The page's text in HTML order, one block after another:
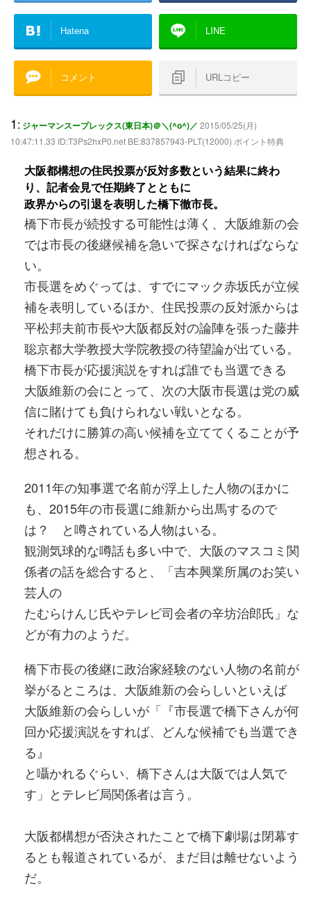
Hatena LINE
コメント URLコピー
1: ジャーマンスープレックス(東日本)＠＼(^o^)／ 2015/05/25(月)
10:47:11.33 ID:T3Ps2hxP0.net BE:837857943-PLT(12000) ポイント特典
大阪都構想の住民投票が反対多数という結果に終わ
り、記者会見で任期終了とともに
政界からの引退を表明した橋下徹市長。
橋下市長が続投する可能性は薄く、大阪維新の会
では市長の後継候補を急いで探さなければならな
い。
市長選をめぐっては、すでにマック赤坂氏が立候
補を表明しているほか、住民投票の反対派からは
平松邦夫前市長や大阪都反対の論陣を張った藤井
聡京都大学教授大学院教授の待望論が出ている。
橋下市長が応援演説をすれば誰でも当選できる
大阪維新の会にとって、次の大阪市長選は党の威
信に賭けても負けられない戦いとなる。
それだけに勝算の高い候補を立ててくることが予
想される。
2011年の知事選で名前が浮上した人物のほかに
も、2015年の市長選に維新から出馬するので
は？ と噂されている人物はいる。
観測気球的な噂話も多い中で、大阪のマスコミ関
係者の話を総合すると、「吉本興業所属のお笑い
芸人の
たむらけんじ氏やテレビ司会者の辛坊治郎氏」な
どが有力のようだ。
橋下市長の後継に政治家経験のない人物の名前が
挙がるところは、大阪維新の会らしいといえば
大阪維新の会らしいが「『市長選で橋下さんが何
回か応援演説をすれば、どんな候補でも当選でき
る』
と囁かれるぐらい、橋下さんは大阪では人気で
す」とテレビ局関係者は言う。
大阪都構想が否決されたことで橋下劇場は閉幕す
るとも報道されているが、まだ目は離せないよう
だ。